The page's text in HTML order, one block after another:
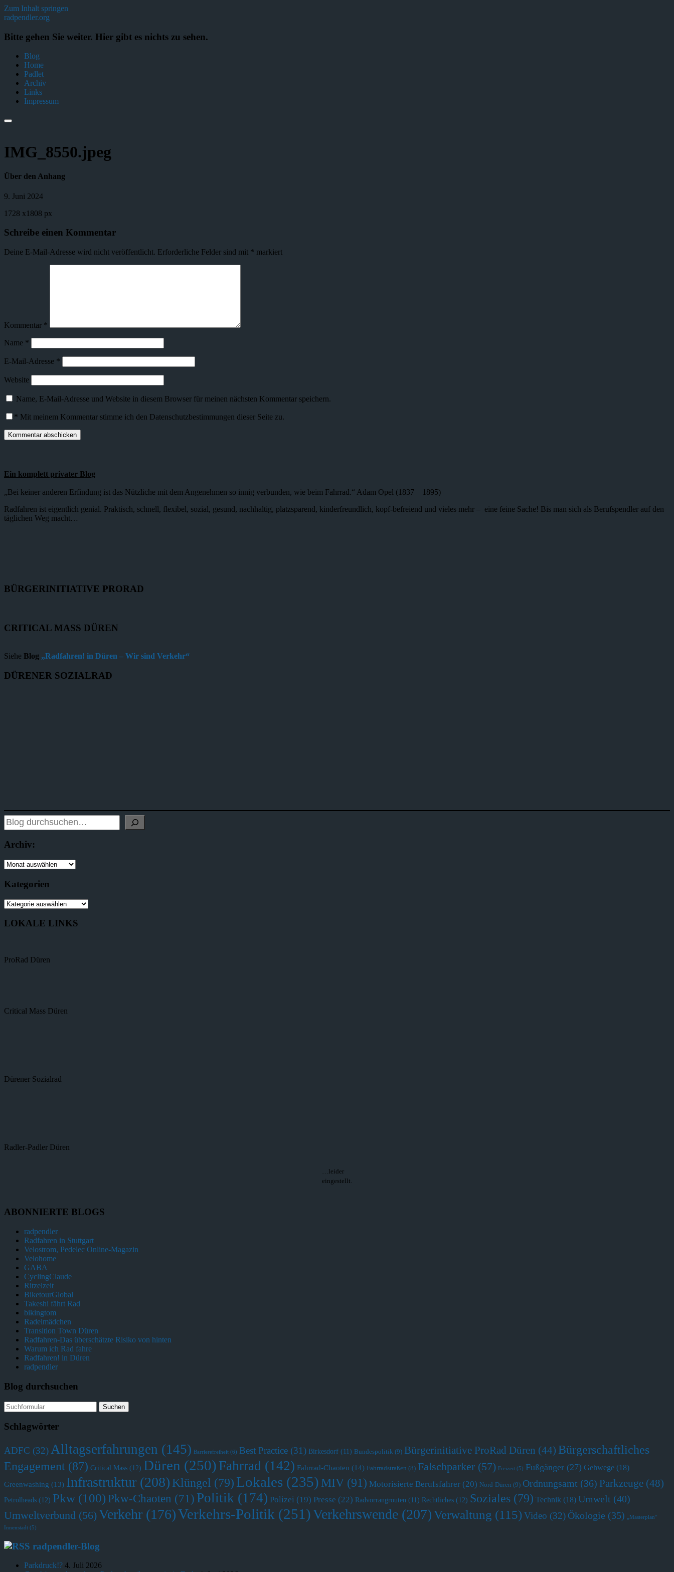
Zum Inhalt springen
radpendler.org
Bitte gehen Sie weiter. Hier gibt es nichts zu sehen.
Blog
Home
Padlet
Archiv
Links
Impressum
IMG_8550.jpeg
Über den Anhang
9. Juni 2024
1728 x1808 px
Schreibe einen Kommentar
Deine E-Mail-Adresse wird nicht veröffentlicht. Erforderliche Felder sind mit * markiert
Kommentar *
Name *
E-Mail-Adresse *
Website
Name, E-Mail-Adresse und Website in diesem Browser für meinen nächsten Kommentar speichern.
* Mit meinem Kommentar stimme ich den Datenschutzbestimmungen dieser Seite zu.
Ein komplett privater Blog
„Bei keiner anderen Erfindung ist das Nützliche mit dem Angenehmen so innig verbunden, wie beim Fahrrad.“ Adam Opel (1837 – 1895)
Radfahren ist eigentlich genial. Praktisch, schnell, flexibel, sozial, gesund, nachhaltig, platzsparend, kinderfreundlich, kopf-befreiend und vieles mehr – eine feine Sache! Bis man sich als Berufspendler auf den
täglichen Weg macht…
BÜRGERINITIATIVE PRORAD
CRITICAL MASS DÜREN
Siehe Blog „Radfahren! in Düren – Wir sind Verkehr“
DÜRENER SOZIALRAD
Archiv:
Kategorien
LOKALE LINKS
ProRad Düren
Critical Mass Düren
Dürener Sozialrad
Radler-Padler Düren
…leider
eingestellt.
ABONNIERTE BLOGS
radpendler
Radfahren in Stuttgart
Velostrom, Pedelec Online-Magazin
Velohome
GABA
CyclingClaude
Ritzelzeit
BiketourGlobal
Takeshi fährt Rad
bikingtom
Radelmädchen
Transition Town Düren
Radfahren-Das überschätzte Risiko von hinten
Warum ich Rad fahre
Radfahren! in Düren
radpendler
Blog durchsuchen
Schlagwörter
ADFC (32)Alltagserfahrungen (145) Barrierefreiheit (6) Best Practice (31) Birkesdorf (11) Bundespolitik (9) Bürgerinitiative ProRad Düren (44) Bürgerschaftliches
Engagement (87) Critical Mass (12) Düren (250) Fahrrad (142) Fahrrad-Chaoten (14) Fahrradstraßen (8) Falschparker (57) Freizeit (5) Fußgänger (27) Gehwege (18)
Greenwashing (13) Infrastruktur (208) Klüngel (79) Lokales (235) MIV (91) Motorisierte Berufsfahrer (20) Nord-Düren (9) Ordnungsamt (36) Parkzeuge (48)
Petrolheads (12) Pkw (100) Pkw-Chaoten (71) Politik (174) Polizei (19) Presse (22) Radvorrangrouten (11) Rechtliches (12) Soziales (79) Technik (18) Umwelt (40)
Umweltverbund (56)Verkehr (176)Verkehrs-Politik (251)Verkehrswende (207)Verwaltung (115) Video (32) Ökologie (35)
„Masterplan“
Innenstadt (5)
radpendler-Blog
Parkdruck!? 4. Juli 2026